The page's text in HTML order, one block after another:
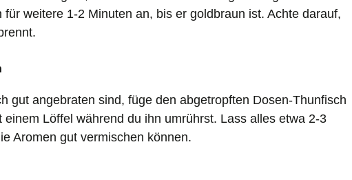
weitere 1-2 Minuten an, bis er goldbraun ist. Achte darauf,
gut angebraten sind, füge den abgetropften Dosen-Thunfisch
Löffel während du ihn umrührst. Lass alles etwa 2-3
Aromen gut vermischen können.